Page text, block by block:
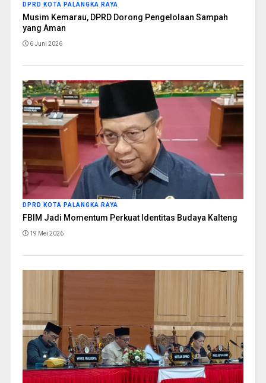
DPRD KOTA PALANGKA RAYA
Musim Kemarau, DPRD Dorong Pengelolaan Sampah
yang Aman
6 Juni 2026
DPRD KOTA PALANGKA RAYA
FBIM Jadi Momentum Perkuat Identitas Budaya Kalteng
19 Mei 2026